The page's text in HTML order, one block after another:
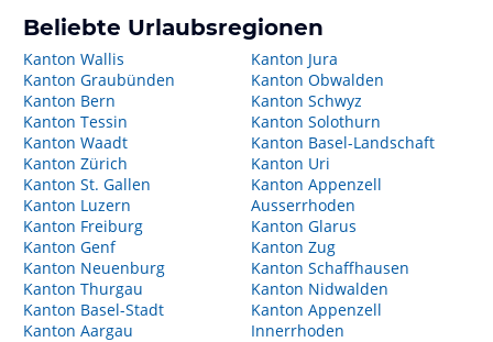
Beliebte Urlaubsregionen
Kanton Wallis
Kanton Graubünden
Kanton Bern
Kanton Tessin
Kanton Waadt
Kanton Zürich
Kanton St. Gallen
Kanton Luzern
Kanton Freiburg
Kanton Genf
Kanton Neuenburg
Kanton Thurgau
Kanton Basel-Stadt
Kanton Aargau
Kanton Jura
Kanton Obwalden
Kanton Schwyz
Kanton Solothurn
Kanton Basel-Landschaft
Kanton Uri
Kanton Appenzell
Ausserrhoden
Kanton Glarus
Kanton Zug
Kanton Schaffhausen
Kanton Nidwalden
Kanton Appenzell
Innerrhoden